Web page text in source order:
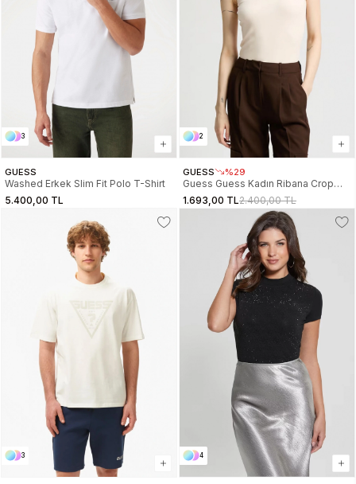
3
GUESS
Washed Erkek Slim Fit Polo T-Shirt
5.400,00 TL
2
GUESS %29
Guess Guess Kadın Ribana Crop
Kadın Krem Atlet V4YP06K8RT2-
G6K5
1.693,00 TL2.400,00 TL
3 4